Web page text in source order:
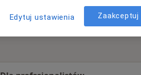
Edytuj ustawienia Zaakceptuj